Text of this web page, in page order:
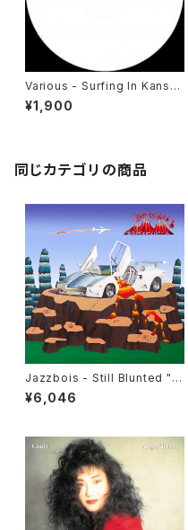
Various - Surfing In Kansas
Vol. 4 "12"
¥1,900
同じカテゴリの商品
Jazzbois - Still Blunted "L
P"
¥6,046